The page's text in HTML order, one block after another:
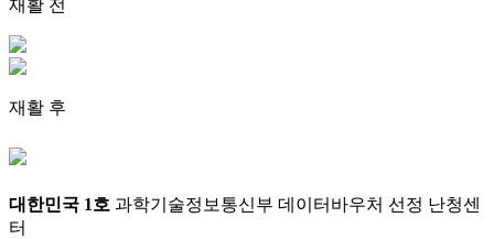
재활 전
재활 후
대한민국 1호 과학기술정보통신부 데이터바우처 선정 난청센
터